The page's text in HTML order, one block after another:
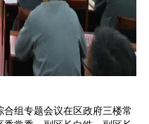
合组专题会议在区政府三楼常